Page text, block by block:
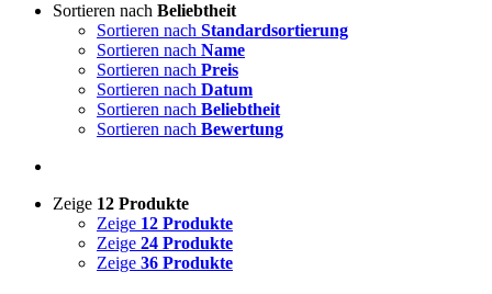
Sortieren nach Beliebtheit
Sortieren nach Standardsortierung
Sortieren nach Name
Sortieren nach Preis
Sortieren nach Datum
Sortieren nach Beliebtheit
Sortieren nach Bewertung
Zeige 12 Produkte
Zeige 12 Produkte
Zeige 24 Produkte
Zeige 36 Produkte